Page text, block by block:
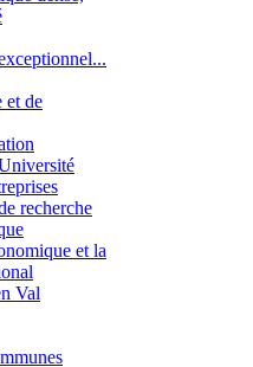
et de
recherche
et la
Val